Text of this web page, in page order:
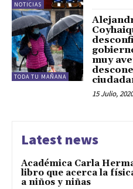
NOTICIAS
TODA TU MAÑANA
muy
15 Julio,
Latest news
Académica Carla
libro que acerca la
a niños y niñas